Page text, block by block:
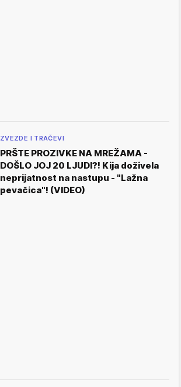
ZVEZDE I TRAČEVI
PRŠTE PROZIVKE NA MREŽAMA -
DOŠLO JOJ 20 LJUDI?! Kija doživela
neprijatnost na nastupu - "Lažna
pevačica"! (VIDEO)